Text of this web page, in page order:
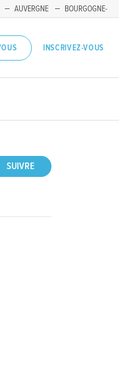
AUVERGNE
BOURGOGNE-
INSCRIVEZ-VOUS
SUIVRE